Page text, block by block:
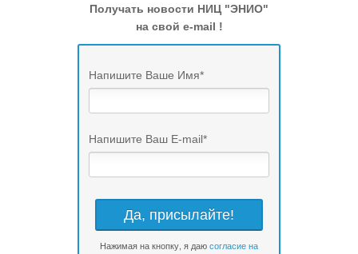
Получать новости НИЦ "ЭНИО"
на свой e-mail !
Напишите Ваше Имя*
Напишите Ваш E-mail*
Нажимая на кнопку, я даюсогласие на